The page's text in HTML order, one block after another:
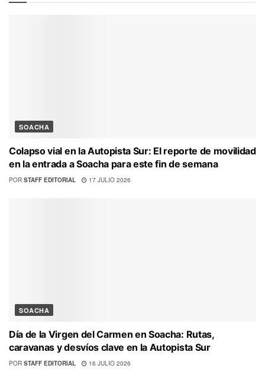
SOACHA
Colapso vial en la Autopista Sur: El reporte de movilidad
en la entrada a Soacha para este fin de semana
POR STAFF EDITORIAL 17 JULIO 2026
SOACHA
Día de la Virgen del Carmen en Soacha: Rutas,
caravanas y desvíos clave en la Autopista Sur
POR STAFF EDITORIAL 16 JULIO 2026